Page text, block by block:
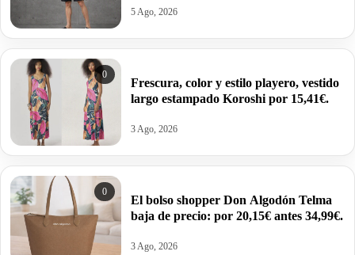
5 Ago, 2026
0
Frescura, color y estilo playero, vestido
largo estampado Koroshi por 15,41€.
3 Ago, 2026
0
El bolso shopper Don Algodón Telma
baja de precio: por 20,15€ antes 34,99€.
3 Ago, 2026